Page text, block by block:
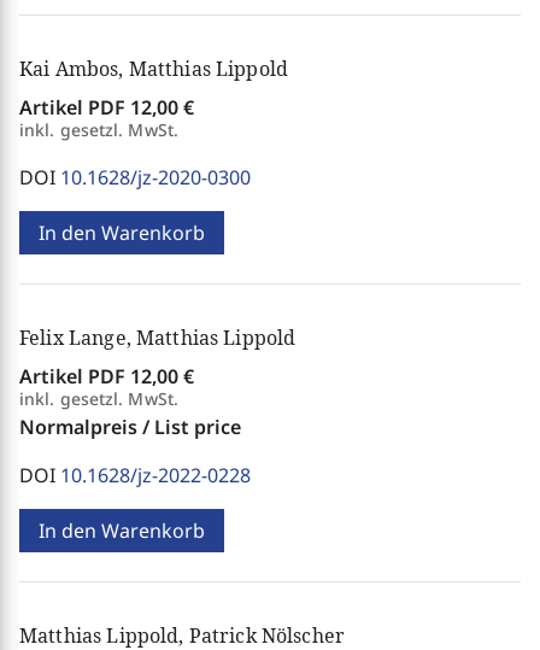
Kai Ambos, Matthias Lippold
Artikel PDF 12,00 €
inkl. gesetzl. MwSt.
DOI 10.1628/jz-2020-0300
In den Warenkorb
Felix Lange, Matthias Lippold
Artikel PDF 12,00 €
inkl. gesetzl. MwSt.
Normalpreis / List price
DOI 10.1628/jz-2022-0228
In den Warenkorb
Matthias Lippold, Patrick Nölscher